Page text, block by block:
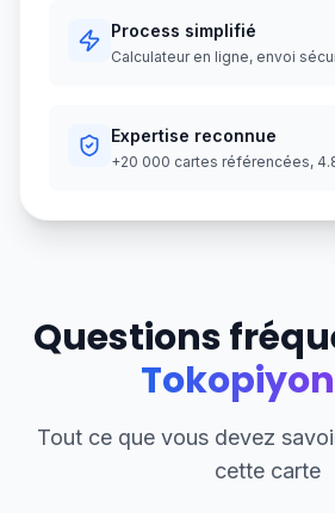
Process simplifié
Calculateur en ligne, envoi
Expertise reconnue
+20 000 cartes référencées,
Questions
Tout ce que vous devez
cette carte